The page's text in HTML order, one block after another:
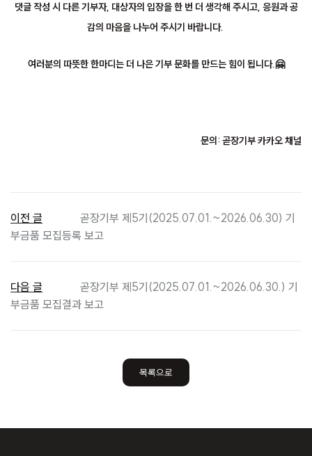
댓글 작성 시 다른 기부자, 대상자의 입장을 한 번 더 생각해 주시고, 응원과 공
감의 마음을 나누어 주시기 바랍니다.
여러분의 따뜻한 한마디는 더 나은 기부 문화를 만드는 힘이 됩니다.🤗
문의: 곧장기부 카카오 채널
이전 글
곧장기부 제5기(2025.07.01.~2026.06.30) 기
부금품 모집등록 보고
다음 글
곧장기부 제5기(2025.07.01.~2026.06.30.) 기
부금품 모집결과 보고
목록으로